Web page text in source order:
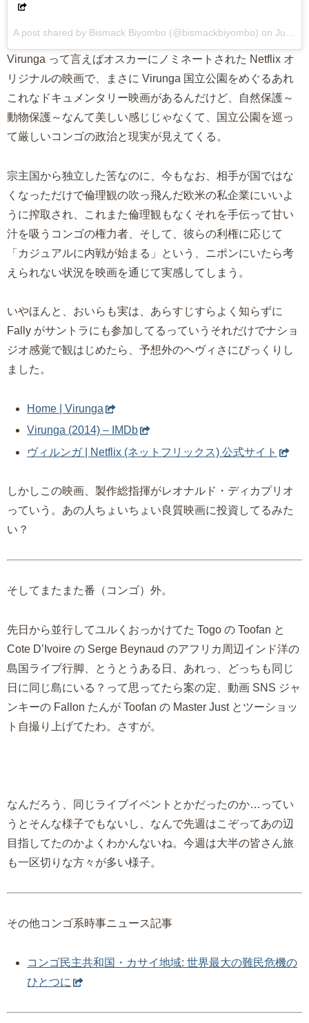
A post shared by Bismack Biyombo (@bismackbiyombo) on Jul 30, 2017 at 11:58am PDT
Virunga って言えばオスカーにノミネートされた Netflix オ
リジナルの映画で、まさに Virunga 国立公園をめぐるあれ
これなドキュメンタリー映画があるんだけど、自然保護～
動物保護～なんて美しい感じじゃなくて、国立公園を巡っ
て厳しいコンゴの政治と現実が見えてくる。
宗主国から独立した筈なのに、今もなお、相手が国ではな
くなっただけで倫理観の吹っ飛んだ欧米の私企業にいいよ
うに搾取され、これまた倫理観もなくそれを手伝って甘い
汁を吸うコンゴの権力者、そして、彼らの利権に応じて
「カジュアルに内戦が始まる」という、ニポンにいたら考
えられない状況を映画を通じて実感してしまう。
いやほんと、おいらも実は、あらすじすらよく知らずに
Fally がサントラにも参加してるっていうそれだけでナショ
ジオ感覚で観はじめたら、予想外のヘヴィさにびっくりし
ました。
Home | Virunga
Virunga (2014) – IMDb
ヴィルンガ | Netflix (ネットフリックス) 公式サイト
しかしこの映画、製作総指揮がレオナルド・ディカプリオ
っていう。あの人ちょいちょい良質映画に投資してるみた
い？
そしてまたまた番（コンゴ）外。
先日から並行してユルくおっかけてた Togo の Toofan と
Cote D’Ivoire の Serge Beynaud のアフリカ周辺インド洋の
島国ライブ行脚、とうとうある日、あれっ、どっちも同じ
日に同じ島にいる？って思ってたら案の定、動画 SNS ジャ
ンキーの Fallon たんが Toofan の Master Just とツーショッ
ト自撮り上げてたわ。さすが。
なんだろう、同じライブイベントとかだったのか…ってい
うとそんな様子でもないし、なんで先週はこぞってあの辺
目指してたのかよくわかんないね。今週は大半の皆さん旅
も一区切りな方々が多い様子。
その他コンゴ系時事ニュース記事
コンゴ民主共和国・カサイ地域: 世界最大の難民危機の
ひとつに